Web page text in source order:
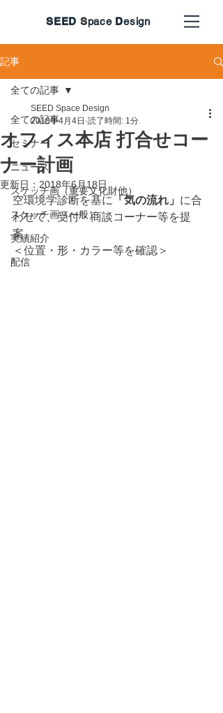
SEED Space Design
記事
全ての記事
セミナー
ニュース
スケッチ画（重要文化財他）
スケッチ画（一般）
実績紹介
配信
全ての記事
オフィス本店 打合せコー
ナー計画
SEED Space Design
2018年4月4日 読了時間: 1分
更新日： 2018年6月18日
空環境学診断を基に 「気の流れ」 に合
わせて、受付・商談コーナー等を提
案。
＜位置・形・カラー等を確認＞